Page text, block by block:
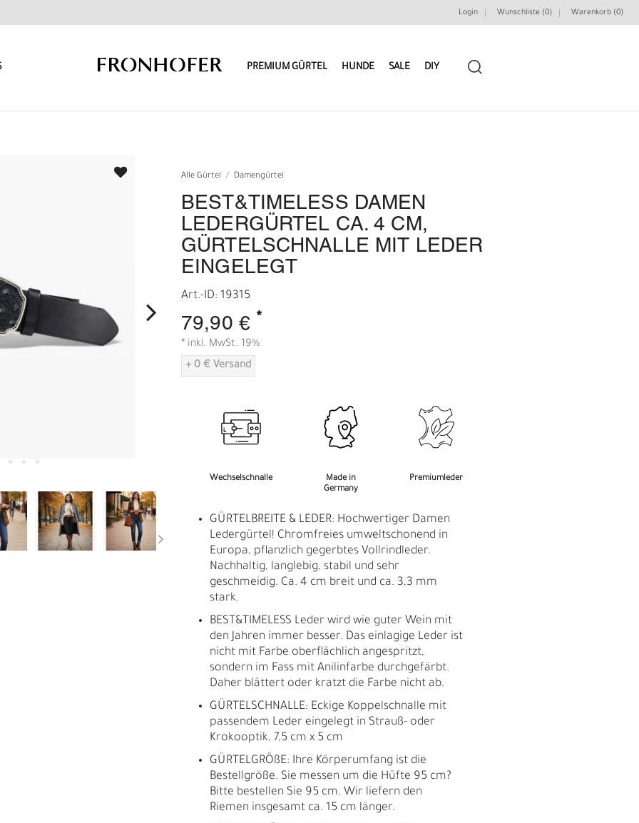
Login Wunschliste (0) Warenkorb (0)
A
PREMIUM GÜRTEL
E
HUNDE
Ü
SALE DIY
GÜRTEL NIETEN & ZIERTEILE
LEDERWERKZEUGE
Alle Gürtel Damengürtel
BEST&TIMELESS DAMEN
LEDERGÜRTEL CA. 4 CM,
GÜRTELSCHNALLE MIT LEDER
EINGELEGT
Art.-ID: 19315
79,90 € *
* inkl. MwSt. 19%
+ 0 € Versand
Wechselschnalle
Made in
Germany
Premiumleder
GÜRTELBREITE & LEDER: Hochwertiger Damen
Ledergürtel! Chromfreies umweltschonend in
Europa, pflanzlich gegerbtes Vollrindleder.
Nachhaltig, langlebig, stabil und sehr
geschmeidig. Ca. 4 cm breit und ca. 3,3 mm
stark.
BEST&TIMELESS Leder wird wie guter Wein mit
den Jahren immer besser. Das einlagige Leder ist
nicht mit Farbe oberflächlich angespritzt,
sondern im Fass mit Anilinfarbe durchgefärbt.
Daher blättert oder kratzt die Farbe nicht ab.
GÜRTELSCHNALLE: Eckige Koppelschnalle mit
passendem Leder eingelegt in Strauß- oder
Krokooptik, 7,5 cm x 5 cm
GÜRTELGRÖßE: Ihre Körperumfang ist die
Bestellgröße. Sie messen um die Hüfte 95 cm?
Bitte bestellen Sie 95 cm. Wir liefern den
Riemen insgesamt ca. 15 cm länger.